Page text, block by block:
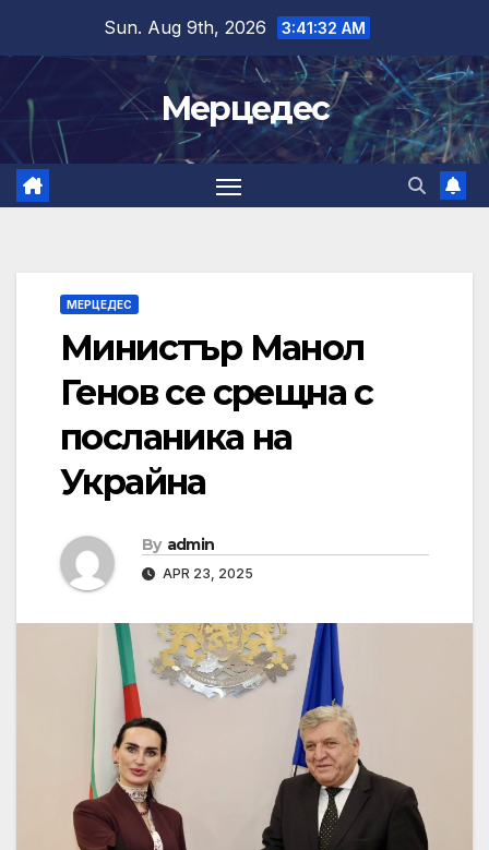
content
Sun. Aug 9th, 2026 3:41:33 AM
Мерцедес
МЕРЦЕДЕС
Министър Манол
Генов се срещна с
посланика на
Украйна
By admin
APR 23, 2025